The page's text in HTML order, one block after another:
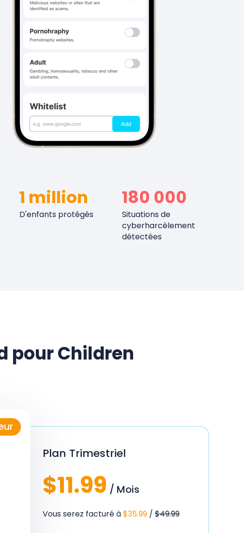
1 million
D'enfants protégés
180 000
Situations de
cyberharcèlement
détectées
pour Children
Plan Trimestriel
$11.99 / Mois
Vous serez facturé à$35.99 / $49.99